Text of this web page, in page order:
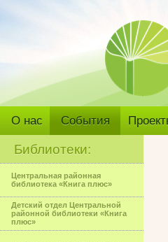
О нас События
Библиотеки:
Центральная районная
библиотека «Книга плюс»
Детский отдел Центральной
районной библиотеки «Книга
плюс»